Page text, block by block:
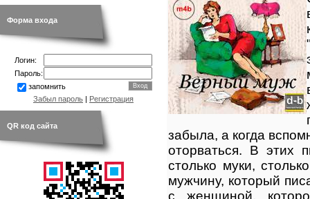
Форма входа
Логин:
Пароль:
запомнить
Забыл пароль | Регистрация
QR код сайта
забыла, а когда
оторваться. В этих
столько муки,
мужчину, который
с женщиной,